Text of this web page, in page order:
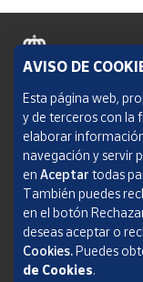
Política de cookies
Aviso legal
Condiciones del
Política de
Informe de
SOCIEDAD ESTATAL
AVISO DE
Esta página web,
y de terceros con la
elaborar
navegación y servir
en Aceptar todas
También puedes
en el botón
deseas aceptar o
Cookies.Puedes
de Cookies.